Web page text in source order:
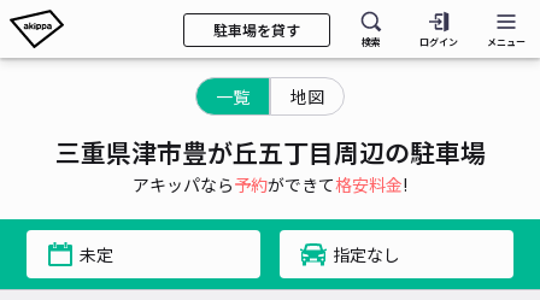
駐車場を貸す
検索 ログイン メニュー
一覧 地図
三重県津市豊が丘五丁目周辺の駐車場
アキッパなら予約ができて格安料金!
未定 指定なし